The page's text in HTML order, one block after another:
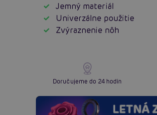
Jemný materiál
Univerzálne použitie
Zvýraznenie nôh
Doručujeme do 24 hodín